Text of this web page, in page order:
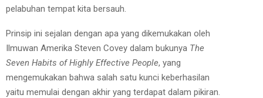
pelabuhan tempat kita bersauh.
Prinsip ini sejalan dengan apa yang dikemukakan oleh
Ilmuwan Amerika Steven Covey dalam bukunya The
Seven Habits of Highly Effective People, yang
mengemukakan bahwa salah satu kunci keberhasilan
yaitu memulai dengan akhir yang terdapat dalam pikiran.